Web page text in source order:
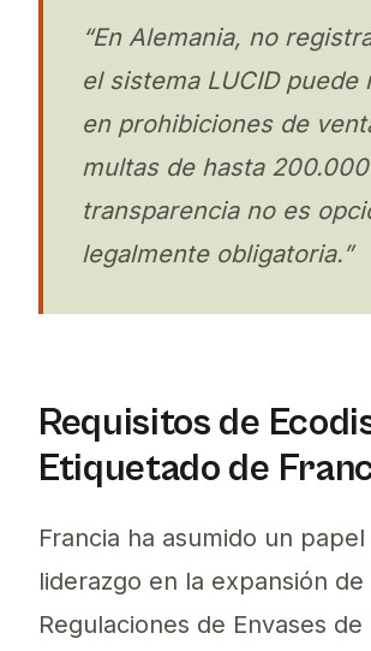
“En Alemania, no
el sistema LUCID puede
en prohibiciones de
multas de hasta
transparencia no es
legalmente obligatoria.”
Requisitos de
Etiquetado de
Francia ha asumido un papel
liderazgo en la expansión de
Regulaciones de Envases de